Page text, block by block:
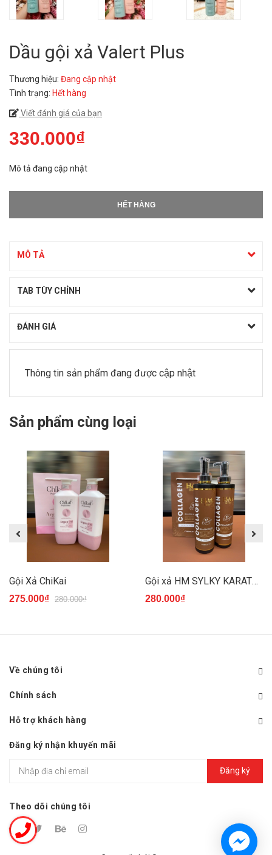
Dầu gội xả Valert Plus
Thương hiệu: Đang cập nhật
Tình trạng: Hết hàng
Viết đánh giá của bạn
330.000₫
Mô tả đang cập nhật
HẾT HÀNG
MÔ TẢ
TAB TÙY CHỈNH
ĐÁNH GIÁ
Thông tin sản phẩm đang được cập nhật
Sản phẩm cùng loại
Gội Xả ChiKai
275.000₫ 280.000₫
Gội xả HM SYLKY KARATEIN
280.000₫
Về chúng tôi
Chính sách
Hỗ trợ khách hàng
Đăng ký nhận khuyến mãi
Đăng ký
Theo dõi chúng tôi